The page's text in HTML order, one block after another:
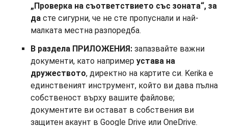
„Проверка на съответствието със зоната“, за
да сте сигурни, че не сте пропуснали и най-
малката местна разпоредба.
В раздела ПРИЛОЖЕНИЯ: запазвайте важни
документи, като например устава на
дружеството, директно на картите си. Kerika е
единственият инструмент, който ви дава пълна
собственост върху вашите файлове;
документите ви остават в собствения ви
защитен акаунт в Google Drive или OneDrive.